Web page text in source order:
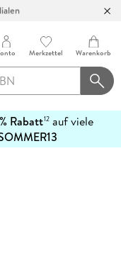
Merkzettel Warenkorb
Rabatt12 auf viele